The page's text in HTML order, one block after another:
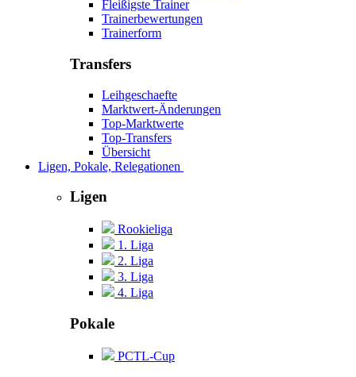
Fleißigste Trainer
Trainerbewertungen
Trainerform
Transfers
Leihgeschaefte
Marktwert-Änderungen
Top-Marktwerte
Top-Transfers
Übersicht
Ligen, Pokale, Relegationen
Ligen
Rookieliga
1. Liga
2. Liga
3. Liga
4. Liga
Pokale
PCTL-Cup